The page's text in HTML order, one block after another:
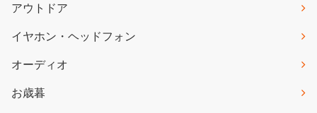
アウトドア
イヤホン・ヘッドフォン
オーディオ
お歳暮